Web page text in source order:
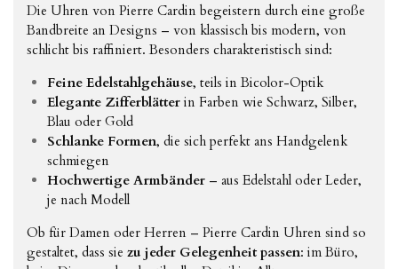
Die Uhren von Pierre Cardin begeistern durch eine große
Bandbreite an Designs – von klassisch bis modern, von
schlicht bis raffiniert. Besonders charakteristisch sind:
Feine Edelstahlgehäuse, teils in Bicolor-Optik
Elegante Zifferblätterin Farben wie Schwarz, Silber,
Blau oder Gold
Schlanke Formen, die sich perfekt ans Handgelenk
schmiegen
Hochwertige Armbänder– aus Edelstahl oder Leder,
je nach Modell
Ob für Damen oder Herren – Pierre Cardin Uhren sind so
gestaltet, dass sie zu jeder Gelegenheit passen: im Büro,